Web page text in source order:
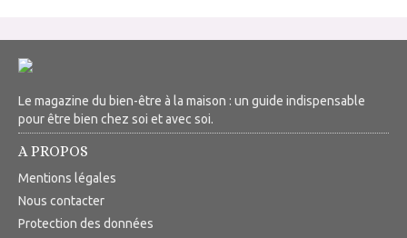
Le magazine du bien-être à la maison : un guide indispensable
pour être bien chez soi et avec soi.
A PROPOS
Mentions légales
Nous contacter
Protection des données